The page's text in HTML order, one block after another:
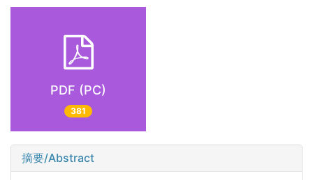
PDF (PC)
381
摘要/Abstract